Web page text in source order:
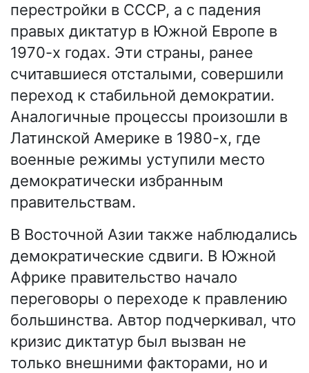
перестройки в СССР, а с падения
правых диктатур в Южной Европе в
1970-х годах. Эти страны, ранее
считавшиеся отсталыми, совершили
переход к стабильной демократии.
Аналогичные процессы произошли в
Латинской Америке в 1980-х, где
военные режимы уступили место
демократически избранным
правительствам.
В Восточной Азии также наблюдались
демократические сдвиги. В Южной
Африке правительство начало
переговоры о переходе к правлению
большинства. Автор подчеркивал, что
кризис диктатур был вызван не
только внешними факторами, но и